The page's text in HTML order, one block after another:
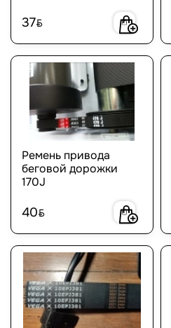
37BYN
Ремень привода
беговой дорожки
170J
40BYN